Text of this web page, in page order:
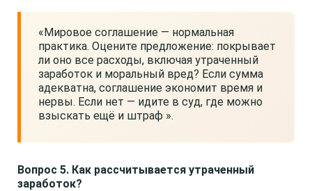
«Мировое соглашение — нормальная
практика. Оцените предложение: покрывает
ли оно все расходы, включая утраченный
заработок и моральный вред? Если сумма
адекватна, соглашение экономит время и
нервы. Если нет — идите в суд, где можно
взыскать ещё и штраф ».
Вопрос 5. Как рассчитывается утраченный
заработок?